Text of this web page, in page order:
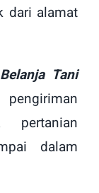
dari alamat
Tani
pertanian
dalam